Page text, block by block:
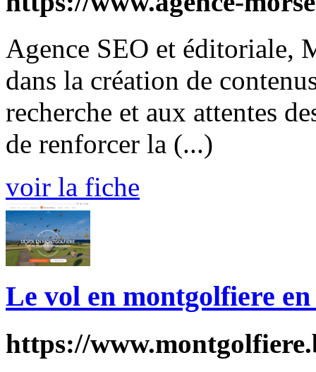
Agence SEO et éditoriale,
dans la création de
recherche et aux attentes
de renforcer la (...)
voir la fiche
Le vol en montgolfiere
https://